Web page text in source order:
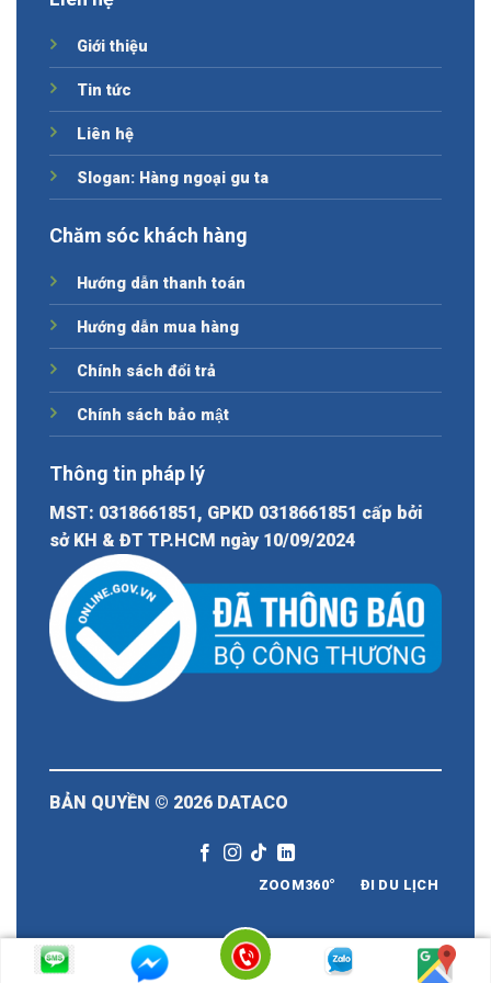
Giới thiệu
Tin tức
Liên hệ
Slogan: Hàng ngoại gu ta
Chăm sóc khách hàng
Hướng dẫn thanh toán
Hướng dẫn mua hàng
Chính sách đổi trả
Chính sách bảo mật
Thông tin pháp lý
MST: 0318661851, GPKD 0318661851 cấp bởi
sở KH & ĐT TP.HCM ngày 10/09/2024
BẢN QUYỀN © 2026 DATACO
ZOOM360° ĐI DU LỊCH